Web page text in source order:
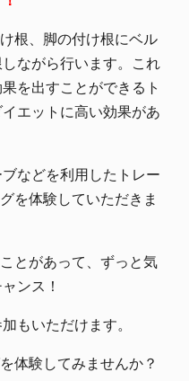
根、脚の付け根にベル
ながら行います。これ
を出すことができるト
エットに高い効果があ
などを利用したトレー
を体験していただきま
とがあって、ずっと気
ンス！
もいただけます。
体験してみませんか？